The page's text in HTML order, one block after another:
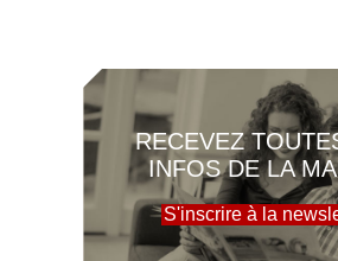
RECEVEZ
INFOS DE LA
S'inscrire à la